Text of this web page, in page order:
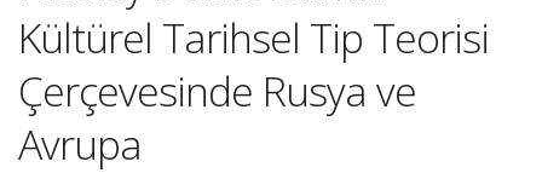
Kültürel Tarihsel Tip Teorisi
Çerçevesinde Rusya ve
Avrupa